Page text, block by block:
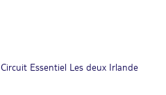
Circuit Essentiel Les deux Irlande